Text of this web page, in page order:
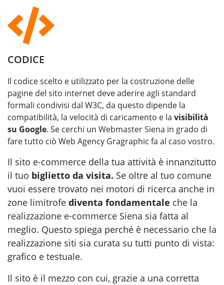
CODICE
Il codice scelto e utilizzato per la costruzione delle
pagine del sito internet deve aderire agli standard
formali condivisi dal W3C, da questo dipende la
compatibilità, la velocità di caricamento e la visibilità
su Google. Se cerchi un Webmaster Siena in grado di
fare tutto ciò Web Agency Gragraphic fa al caso vostro.
Il sito e-commerce della tua attività è innanzitutto
il tuo biglietto da visita. Se oltre al tuo comune
vuoi essere trovato nei motori di ricerca anche in
zone limitrofe diventa fondamentale che la
realizzazione e-commerce Siena sia fatta al
meglio. Questo spiega perché è necessario che la
realizzazione siti sia curata su tutti punto di vista:
grafico e testuale.
Il sito è il mezzo con cui, grazie a una corretta